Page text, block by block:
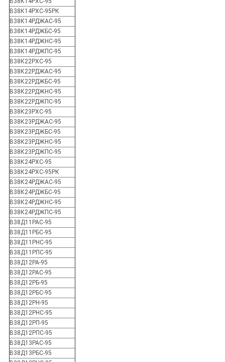
В38К14РХС-95РК
В38К14РДЖАС-95
В38К14РДЖБС-95
В38К14РДЖНС-95
В38К14РДЖПС-95
В38К22РХС-95
В38К22РДЖАС-95
В38К22РДЖБС-95
В38К22РДЖНС-95
В38К22РДЖПС-95
В38К23РХС-95
В38К23РДЖАС-95
В38К23РДЖБС-95
В38К23РДЖНС-95
В38К23РДЖПС-95
В38К24РХС-95
В38К24РХС-95РК
В38К24РДЖАС-95
В38К24РДЖБС-95
В38К24РДЖНС-95
В38К24РДЖПС-95
В38Д11РАС-95
В38Д11РБС-95
В38Д11РНС-95
В38Д11РПС-95
В38Д12РА-95
В38Д12РАС-95
В38Д12РБ-95
В38Д12РБС-95
В38Д12РН-95
В38Д12РНС-95
В38Д12РП-95
В38Д12РПС-95
В38Д13РАС-95
В38Д13РБС-95